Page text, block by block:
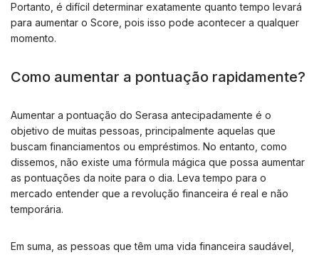
Portanto, é difícil determinar exatamente quanto tempo levará
para aumentar o Score, pois isso pode acontecer a qualquer
momento.
Como aumentar a pontuação rapidamente?
Aumentar a pontuação do Serasa antecipadamente é o
objetivo de muitas pessoas, principalmente aquelas que
buscam financiamentos ou empréstimos. No entanto, como
dissemos, não existe uma fórmula mágica que possa aumentar
as pontuações da noite para o dia. Leva tempo para o
mercado entender que a revolução financeira é real e não
temporária.
Em suma, as pessoas que têm uma vida financeira saudável,